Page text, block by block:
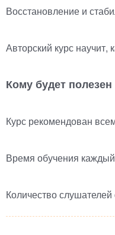
Восстановление и
Авторский курс научит,
Кому будет полезен
Курс рекомендован
Время обучения
Количество